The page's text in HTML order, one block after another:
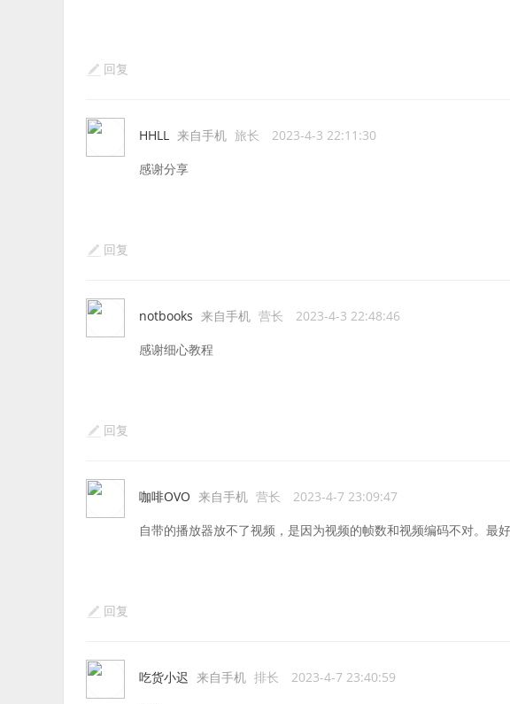
回复
HHLL 来自手机 旅长 2023-4-3 22:11:30
感谢分享
回复
notbooks 来自手机 营长 2023-4-3 22:48:46
感谢细心教程
回复
咖啡OVO 来自手机 营长 2023-4-7 23:09:47
自带的播放器放不了视频，是因为视频的帧数和视频编码不对。最
回复
吃货小迟 来自手机 排长 2023-4-7 23:40:59